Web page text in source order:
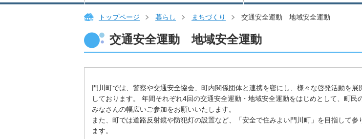
トップページ 暮らし まちづくり 交通安全運動 地域安全運動
交通安全運動 地域安全運動
門川町では、警察や交通安全協会、町内関係団体と連携を密にし、様々な啓発活動を展
しております。 年間それぞれ4回の交通安全運動・地域安全運動をはじめとして、町民
みなさんの幅広いご参加をお願いいたします。
また、町では道路反射鏡や防犯灯の設置など、「安全で住みよい門川町」を目指して参
ます。